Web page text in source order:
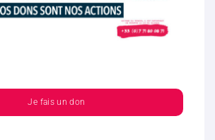
Je fais un don